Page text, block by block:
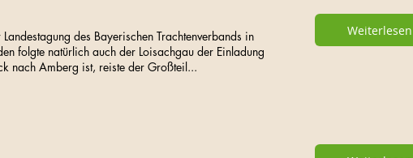
des Bayerischen Trachtenverbands in
folgte natürlich auch der Loisachgau der Einladung
nach Amberg ist, reiste der Großteil...
Weiterlesen